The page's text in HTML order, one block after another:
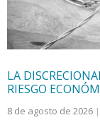
LA
RIESGO
8 de agosto de 2026